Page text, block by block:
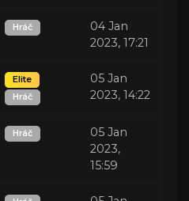
Hráč
04 Jan
2023, 17:21
Elite
Hráč
05 Jan
2023, 14:22
Hráč
05 Jan
2023,
15:59